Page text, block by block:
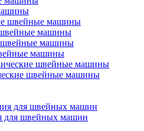
машины
машины
швейные машины
для швейных машин